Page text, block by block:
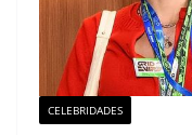
CELEBRIDADES